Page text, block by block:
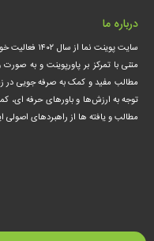
درباره ما
سایت پوینت
متنی با تمرکز بر پاورپوینت و به صورت
مطالب مفید و کمک‌ به صرفه جویی در
توجه به ارزش‌ها و باورهای حرفه ای،
مطالب و یافته ها از راهبردهای